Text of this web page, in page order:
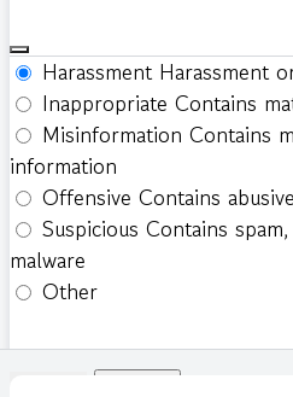
Harassment Harassment
Inappropriate Contains
Misinformation Contains
information
Offensive Contains
Suspicious Contains
malware
Other